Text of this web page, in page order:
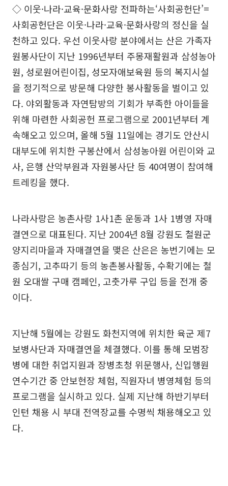
◇ 이웃·나라·교육·문화사랑 전파하는‘사회공헌단’=
사회공헌단은 이웃·나라·교육·문화사랑의 정신을 실
천하고 있다. 우선 이웃사랑 분야에서는 산은 가족자
원봉사단이 지난 1996년부터 주몽재활원과 삼성농아
원, 성로원어린이집, 성모자애보육원 등의 복지시설
을 정기적으로 방문해 다양한 봉사활동을 벌이고 있
다. 야외활동과 자연탐방의 기회가 부족한 아이들을
위해 마련한 사회공헌 프로그램으로 2001년부터 계
속해오고 있으며, 올해 5월 11일에는 경기도 안산시
대부도에 위치한 구봉산에서 삼성농아원 어린이와 교
사, 은행 산악부원과 자원봉사단 등 40여명이 참여해
트레킹을 했다.
나라사랑은 농촌사랑 1사1촌 운동과 1사 1병영 자매
결연으로 대표된다. 지난 2004년 8월 강원도 철원군
양지리마을과 자매결연을 맺은 산은은 농번기에는 모
종심기, 고추따기 등의 농촌봉사활동, 수확기에는 철
원 오대쌀 구매 캠페인, 고춧가루 구입 등을 전개 중
이다.
지난해 5월에는 강원도 화천지역에 위치한 육군 제7
보병사단과 자매결연을 체결했다. 이를 통해 모범장
병에 대한 취업지원과 장병초청 위문행사, 신입행원
연수기간 중 안보현장 체험, 직원자녀 병영체험 등의
프로그램을 실시하고 있다. 실제 지난해 하반기부터
인턴 채용 시 부대 전역장교를 수명씩 채용해오고 있
다.